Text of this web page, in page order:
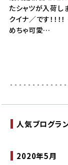
たシャツが入荷
クイナ／です！！
めちゃ可愛…
2020年5月
人気ブログラ